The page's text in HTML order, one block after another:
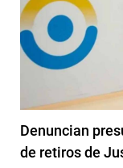
Denuncian
de retiros de